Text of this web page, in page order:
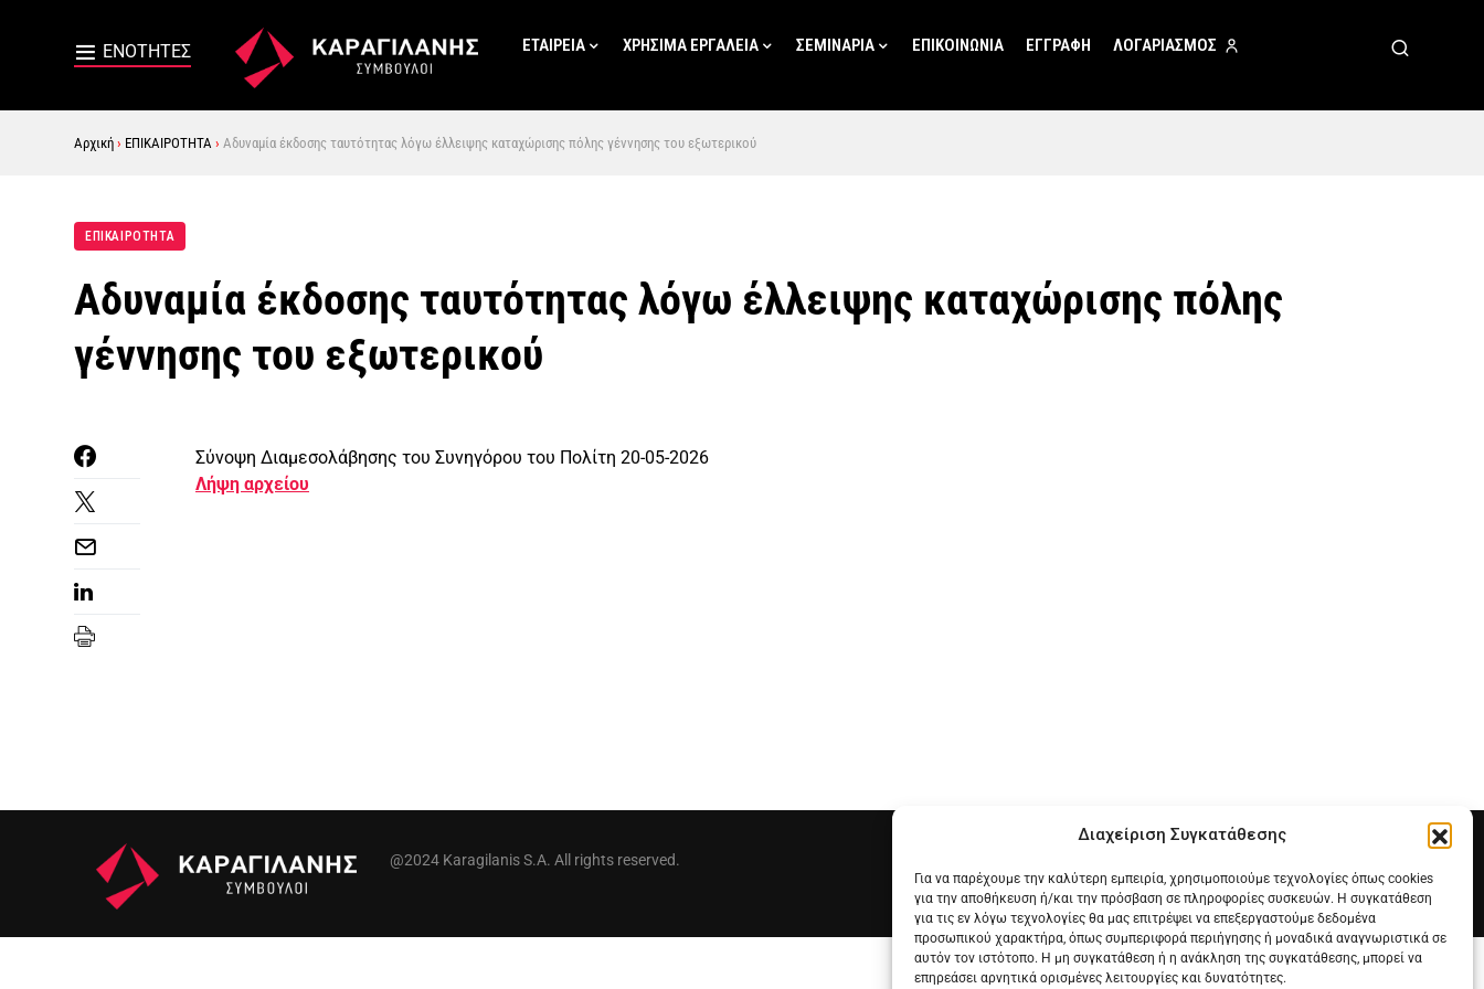
Διαχείριση Συγκατάθεσης
Για να παρέχουμε την καλύτερη εμπειρία, χρησιμοποιούμε τεχνολογίες όπως cookies
για την αποθήκευση ή/και την πρόσβαση σε πληροφορίες συσκευών. Η συγκατάθεση
για τις εν λόγω τεχνολογίες θα μας επιτρέψει να επεξεργαστούμε δεδομένα
προσωπικού χαρακτήρα, όπως συμπεριφορά περιήγησης ή μοναδικά αναγνωριστικά σε
αυτόν τον ιστότοπο. Η μη συγκατάθεση ή η ανάκληση της συγκατάθεσης, μπορεί να
επηρεάσει αρνητικά ορισμένες λειτουργίες και δυνατότητες.
ΕΤΑΙΡΕΙΑ ΧΡΗΣΙΜΑ ΕΡΓΑΛΕΙΑ ΣΕΜΙΝΑΡΙΑ ΕΠΙΚΟΙΝΩΝΙΑ ΕΓΓΡΑΦΗ ΛΟΓΑΡΙΑΣΜΟΣ
Αρχική › ΕΠΙΚΑΙΡΟΤΗΤΑ › Αδυναμία έκδοσης ταυτότητας λόγω έλλειψης καταχώρισης πόλης γέννησης του εξωτερικού
ΕΠΙΚΑΙΡΟΤΗΤΑ
Αδυναμία έκδοσης ταυτότητας λόγω έλλειψης καταχώρισης πόλης
γέννησης του εξωτερικού
Σύνοψη Διαμεσολάβησης του Συνηγόρου του Πολίτη 20-05-2026
Λήψη αρχείου
@2024 Karagilanis S.A. All rights reserved.